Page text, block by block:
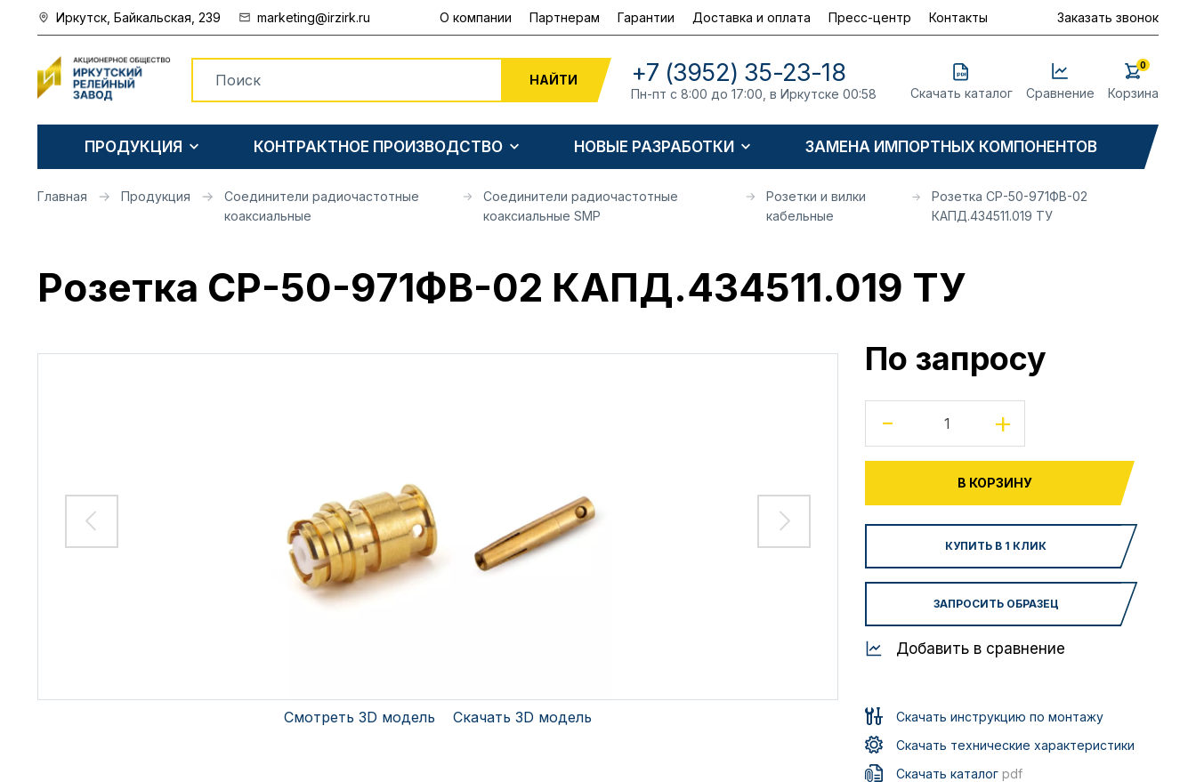
Иркутск, Байкальская, 239 marketing@irzirk.ru О компании Партнерам Гарантии Доставка и оплата Пресс-центр Контакты Заказать звонок
НАЙТИ +7 (3952) 35-23-18
Пн-пт с 8:00 до 17:00, в Иркутске 00:58 Скачать каталог Сравнение Корзина
0
ПРОДУКЦИЯ КОНТРАКТНОЕ ПРОИЗВОДСТВО НОВЫЕ РАЗРАБОТКИ ЗАМЕНА ИМПОРТНЫХ КОМПОНЕНТОВ
Главная Продукция
Соединители радиочастотные
коаксиальные
Соединители радиочастотные
коаксиальные SMP
Розетки и вилки
кабельные
Розетка СР-50-971ФВ-02
КАПД.434511.019 ТУ
Розетка СР-50-971ФВ-02 КАПД.434511.019 ТУ
Смотреть 3D модель Скачать 3D модель
По запросу
-
+
В КОРЗИНУ
КУПИТЬ В 1 КЛИК
ЗАПРОСИТЬ ОБРАЗЕЦ
Добавить в сравнение
Скачать инструкцию по монтажу
Скачать технические характеристики
Скачать каталог pdf